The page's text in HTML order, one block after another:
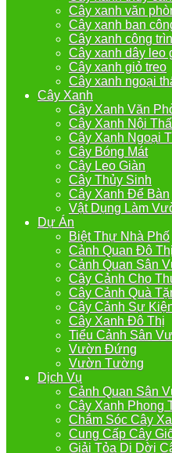
Cây xanh văn
Cây xanh ban
Cây xanh công
Cây xanh dây leo
Cây xanh giỏ treo
Cây xanh ngoại
Cây Xanh
Cây Xanh Văn
Cây Xanh Nội
Cây Xanh Ngoại
Cây Bóng Mát
Cây Leo Giàn
Cây Thủy Sinh
Cây Xanh Để Bàn
Vật Dụng Làm
Dự Án
Biệt Thự Nhà Phố
Cảnh Quan Đô Thị
Cảnh Quan Sân
Cây Cảnh Cho
Cây Cảnh Quà
Cây Cảnh Sự
Cây Xanh Đô Thị
Tiểu Cảnh Sân
Vườn Đứng
Vườn Tường
Dịch Vụ
Cảnh Quan Sân
Cây Xanh Phong
Chắm Sóc Cây
Cung Cấp Cây
Giải Tỏa Di Dời